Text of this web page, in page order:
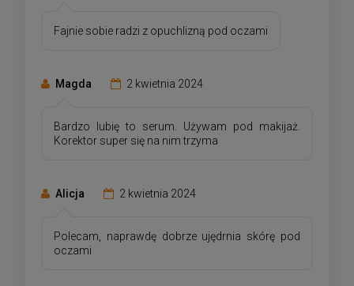
Fajnie sobie radzi z opuchlizną pod oczami
Magda 2 kwietnia 2024
Bardzo lubię to serum. Używam pod makijaż.
Korektor super się na nim trzyma
Alicja 2 kwietnia 2024
Polecam, naprawdę dobrze ujędrnia skórę pod
oczami